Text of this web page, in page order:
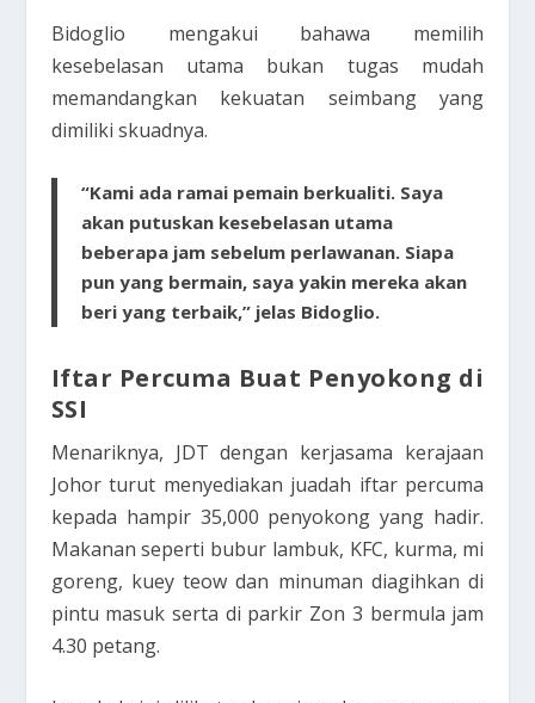
Bidoglio mengakui bahawa memilih
kesebelasan utama bukan tugas mudah
memandangkan kekuatan seimbang yang
dimiliki skuadnya.
“Kami ada ramai pemain berkualiti. Saya
akan putuskan kesebelasan utama
beberapa jam sebelum perlawanan. Siapa
pun yang bermain, saya yakin mereka akan
beri yang terbaik,” jelas Bidoglio.
Iftar Percuma Buat Penyokong di
SSI
Menariknya, JDT dengan kerjasama kerajaan
Johor turut menyediakan juadah iftar percuma
kepada hampir 35,000 penyokong yang hadir.
Makanan seperti bubur lambuk, KFC, kurma, mi
goreng, kuey teow dan minuman diagihkan di
pintu masuk serta di parkir Zon 3 bermula jam
4.30 petang.